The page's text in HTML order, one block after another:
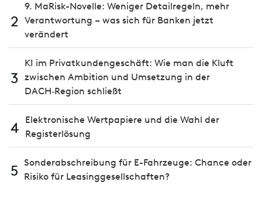
2
9. MaRisk-Novelle: Weniger Detailregeln, mehr
Verantwortung – was sich für Banken jetzt
verändert
3
KI im Privatkundengeschäft: Wie man die Kluft
zwischen Ambition und Umsetzung in der
DACH‑Region schließt
4
Elektronische Wertpapiere und die Wahl der
Registerlösung
5 Sonderabschreibung für E-Fahrzeuge: Chance oder
Risiko für Leasinggesellschaften?